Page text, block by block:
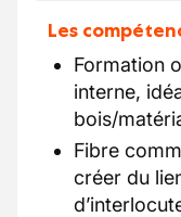
Les
Formation
interne,
bois/
Fibre
créer du